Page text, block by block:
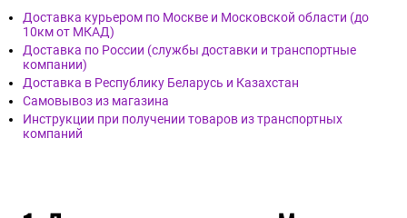
Доставка курьером по Москве и Московской области (до
10км от МКАД)
Доставка по России (службы доставки и транспортные
компании)
Доставка в Республику Беларусь и Казахстан
Самовывоз из магазина
Инструкции при получении товаров из транспортных
компаний